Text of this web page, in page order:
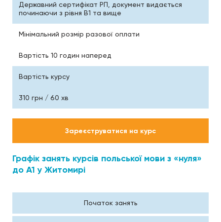
Державний сертифікат РП, документ видається
починаючи з рівня В1 та вище
Мінімальний розмір разової оплати
Вартість 10 годин наперед
Вартість курсу
310 грн / 60 хв
Зареєструватися на курс
Графік занять курсів польської мови з «нуля»
до А1 у Житомирі
Початок занять